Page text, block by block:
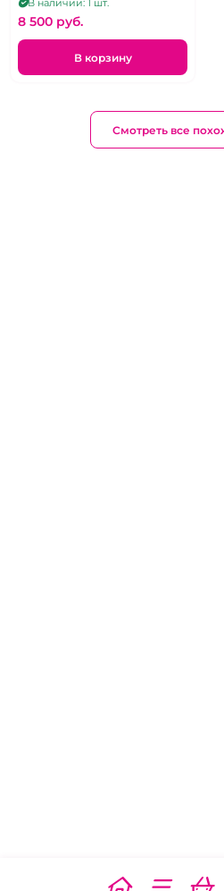
В наличии: 1 шт.
8 500 pуб.
В корзину
Смотреть все